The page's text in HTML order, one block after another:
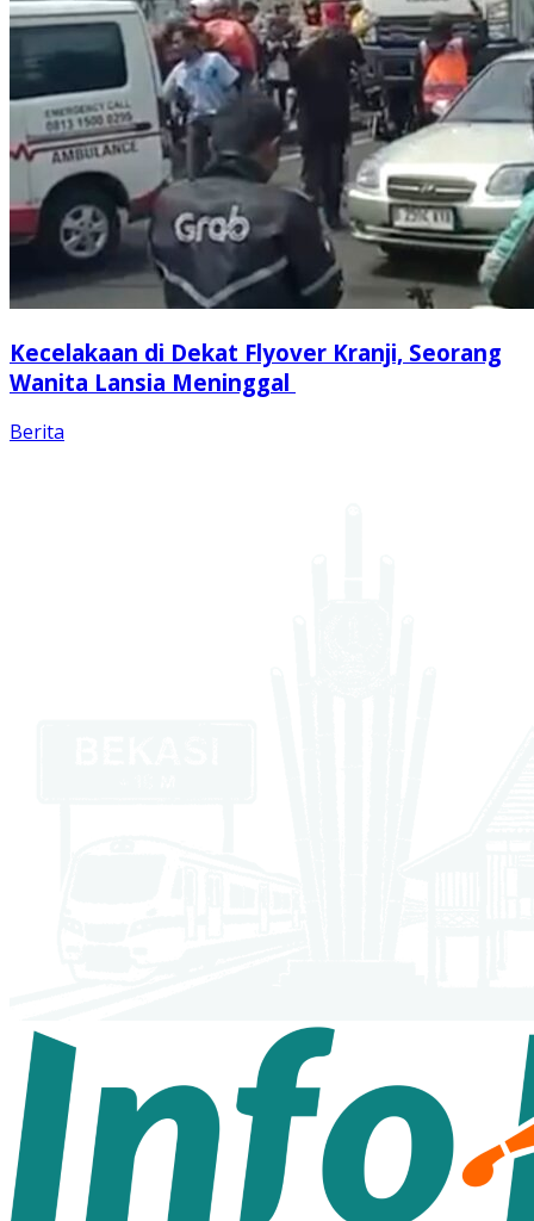
Kecelakaan di Dekat Flyover Kranji, Seorang
Wanita Lansia Meninggal
Berita